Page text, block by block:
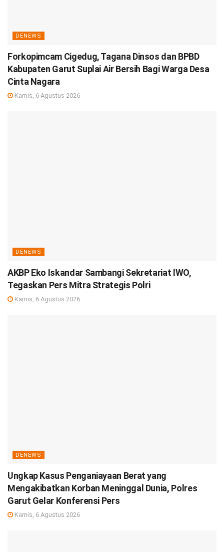
DENEWS
Forkopimcam Cigedug, Tagana Dinsos dan BPBD
Kabupaten Garut Suplai Air Bersih Bagi Warga Desa
Cinta Nagara
Kamis, 6 Agustus 2026
DENEWS
AKBP Eko Iskandar Sambangi Sekretariat IWO,
Tegaskan Pers Mitra Strategis Polri
Kamis, 6 Agustus 2026
DENEWS
Ungkap Kasus Penganiayaan Berat yang
Mengakibatkan Korban Meninggal Dunia, Polres
Garut Gelar Konferensi Pers
Kamis, 6 Agustus 2026